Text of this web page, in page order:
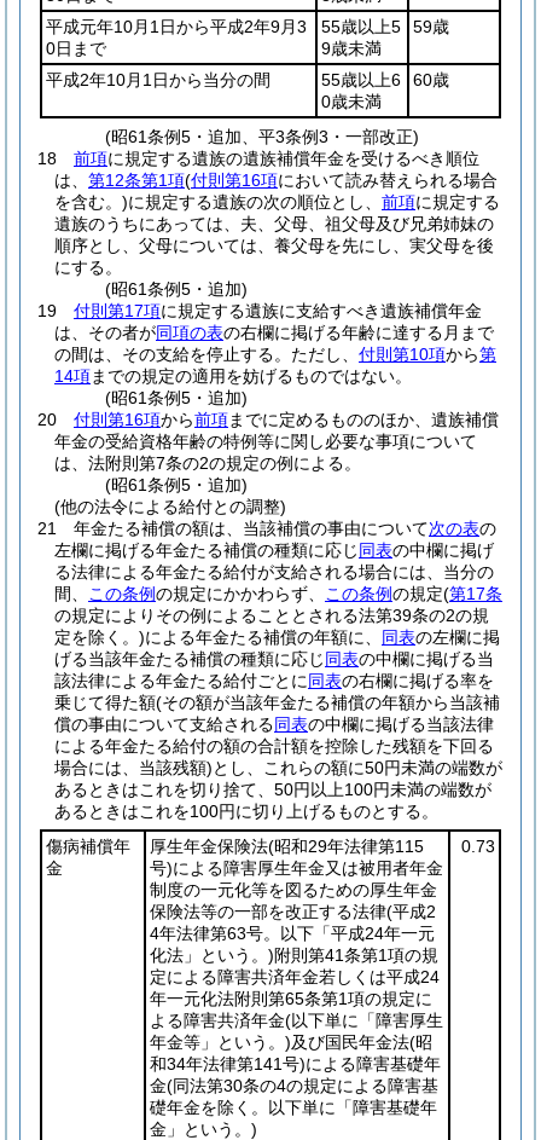
平成元年10月1日から平成2年9月3
0日まで
55歳以上5
9歳未満
59歳
平成2年10月1日から当分の間
55歳以上6
0歳未満
60歳
(昭61条例5・追加、平3条例3・一部改正)
18
前項に規定する遺族の遺族補償年金を受けるべき順位
は、 第12条第1項(付則第16項において読み替えられる場合
を含む。)に規定する遺族の次の順位とし、 前項に規定する
遺族のうちにあっては、夫、父母、祖父母及び兄弟姉妹の
順序とし、父母については、養父母を先にし、実父母を後
にする。
(昭61条例5・追加)
19
付則第17項に規定する遺族に支給すべき遺族補償年金
は、その者が同項の表の右欄に掲げる年齢に達する月まで
の間は、その支給を停止する。 ただし、 付則第10項から第
14項までの規定の適用を妨げるものではない。
(昭61条例5・追加)
20
付則第16項から前項までに定めるもののほか、遺族補償
年金の受給資格年齢の特例等に関し必要な事項について
は、法附則第7条の2の規定の例による。
(昭61条例5・追加)
(他の法令による給付との調整)
21
年金たる補償の額は、当該補償の事由について次の表の
左欄に掲げる年金たる補償の種類に応じ同表の中欄に掲げ
る法律による年金たる給付が支給される場合には、当分の
間、
この条例の規定にかかわらず、 この条例の規定(第17条
の規定によりその例によることとされる法第39条の2の規
定を除く。)による年金たる補償の年額に、 同表の左欄に掲
げる当該年金たる補償の種類に応じ同表の中欄に掲げる当
該法律による年金たる給付ごとに同表の右欄に掲げる率を
乗じて得た額(その額が当該年金たる補償の年額から当該補
償の事由について支給される同表の中欄に掲げる当該法律
による年金たる給付の額の合計額を控除した残額を下回る
場合には、当該残額)とし、これらの額に50円未満の端数が
あるときはこれを切り捨て、50円以上100円未満の端数が
あるときはこれを100円に切り上げるものとする。
傷病補償年
金
厚生年金保険法(昭和29年法律第115
号)による障害厚生年金又は被用者年金
制度の一元化等を図るための厚生年金
保険法等の一部を改正する法律(平成2
4年法律第63号。以下「平成24年一元
化法」という。)附則第41条第1項の規
定による障害共済年金若しくは平成24
年一元化法附則第65条第1項の規定に
よる障害共済年金(以下単に「障害厚生
年金等」という。)及び国民年金法(昭
和34年法律第141号)による障害基礎年
金(同法第30条の4の規定による障害基
礎年金を除く。以下単に「障害基礎年
金」という。)
0.73